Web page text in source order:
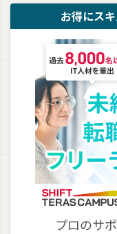
お得にス
プロのサ